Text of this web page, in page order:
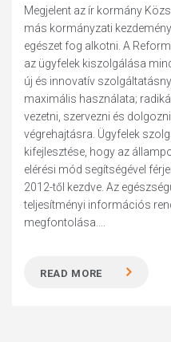
Megjelent az ír kormány
más kormányzati
egészet fog alkotni. A
az ügyfelek kiszolgálása
új és innovatív
maximális használata;
vezetni, szervezni és
végrehajtásra. Ügyfelek
kifejlesztése, hogy az
elérési mód segítségével
2012-től kezdve. Az
teljesítményi információs
megfontolása....
READ MORE